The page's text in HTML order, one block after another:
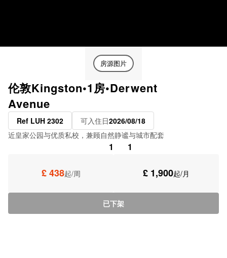
房源图片
伦敦Kingston•1房•Derwent
Avenue
Ref LUH 2302 可入住日2026/08/18
近皇家公园与优质私校，兼顾自然静谧与城市配套
1 1
£ 438起/周 £ 1,900起/月
已下架